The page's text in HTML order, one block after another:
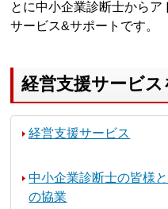
とに中小企業診断士から
サービス&サポートです。
経営支援サービ
経営支援サービス
中小企業診断士の皆様と
の協業